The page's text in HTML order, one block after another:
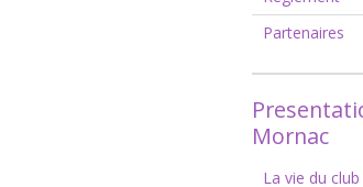
Partenaires
Mornac
La vie du club